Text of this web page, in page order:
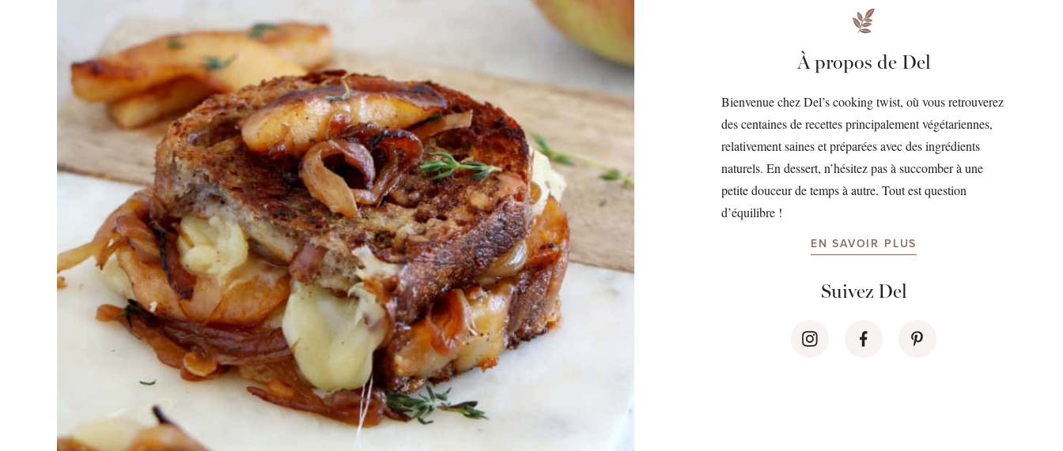
À propos de Del
Bienvenue chez Del’s cooking twist, où vous retrouverez
des centaines de recettes principalement végétariennes,
relativement saines et préparées avec des ingrédients
naturels. En dessert, n’hésitez pas à succomber à une
petite douceur de temps à autre. Tout est question
d’équilibre !
EN SAVOIR PLUS
Suivez Del